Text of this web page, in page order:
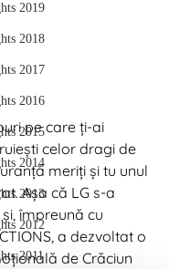
2019
2018
2017
2016
2015
2014
2013
2012
2011
celor dragi de
meriți și tu unul
Așa că LG s-a
împreună cu
a dezvoltat o
de Crăciun